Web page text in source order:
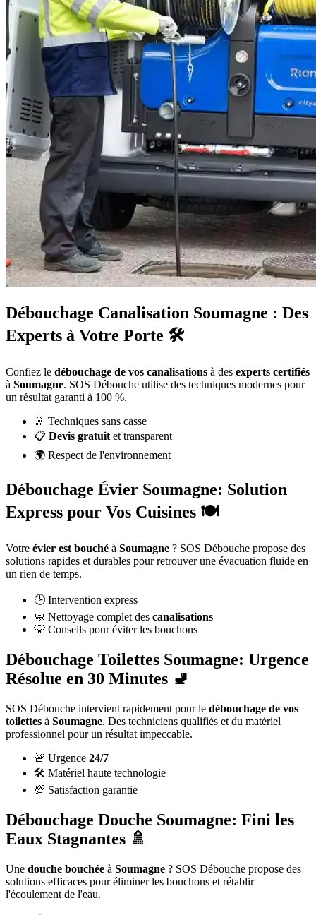
Débouchage Canalisation Soumagne : Des
Experts à Votre Porte 🛠️
Confiez le débouchage de vos canalisations à des experts certifiés
à Soumagne. SOS Débouche utilise des techniques modernes pour
un résultat garanti à 100 %.
🚿 Techniques sans casse
📋 Devis gratuit et transparent
🌍 Respect de l'environnement
Débouchage Évier Soumagne: Solution
Express pour Vos Cuisines 🍽️
Votre évier est bouché à Soumagne ? SOS Débouche propose des
solutions rapides et durables pour retrouver une évacuation fluide en
un rien de temps.
🕒 Intervention express
🧼 Nettoyage complet des canalisations
💡 Conseils pour éviter les bouchons
Débouchage Toilettes Soumagne: Urgence
Résolue en 30 Minutes 🚽
SOS Débouche intervient rapidement pour le débouchage de vos
toilettes à Soumagne. Des techniciens qualifiés et du matériel
professionnel pour un résultat impeccable.
🚨 Urgence 24/7
🛠️ Matériel haute technologie
💯 Satisfaction garantie
Débouchage Douche Soumagne: Fini les
Eaux Stagnantes 🚿
Une douche bouchée à Soumagne ? SOS Débouche propose des
solutions efficaces pour éliminer les bouchons et rétablir
l'écoulement de l'eau.